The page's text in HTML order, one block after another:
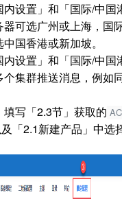
设置」和「国际/中国
可选广州或上海，国
国香港或新加坡。
设置」和「国际/中国
集群推送消息，例如
写「2.3节」获取的
及「2.1新建产品」中选